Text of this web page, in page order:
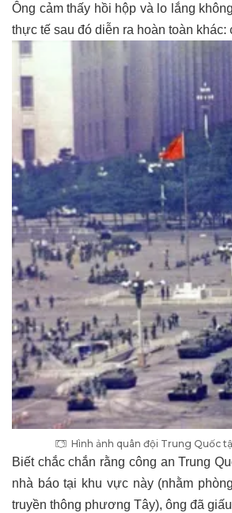
Ông cảm thấy hồi hộp và lo lắng
thực tế sau đó diễn ra hoàn toàn
Hình ảnh quân đội Trung Quốc
Biết chắc chắn rằng công an Trung
nhà báo tại khu vực này (nhằm
truyền thông phương Tây), ông đã